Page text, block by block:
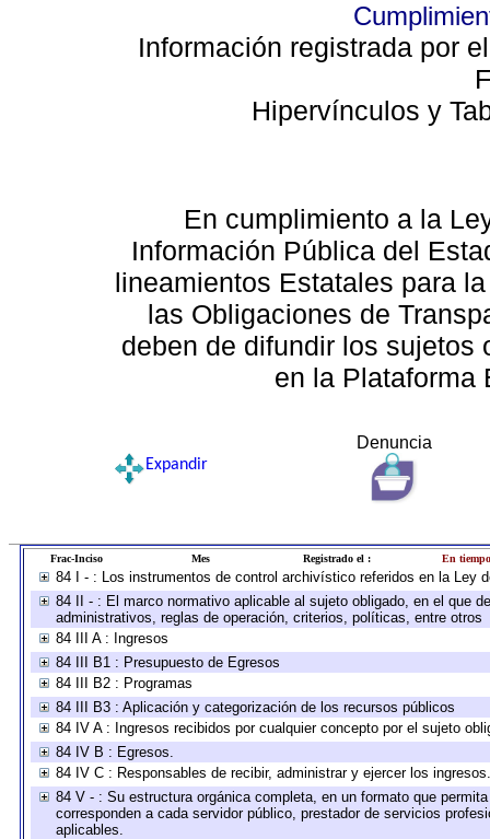
Información registrada por
Hipervínculos y
En cumplimiento a la
Información Pública del
lineamientos Estatales para
las Obligaciones de
deben de difundir los sujetos
en la Plataforma
Denuncia
Expandir
Frac-Inciso Mes Registrado el : En
84 I - : Los instrumentos de control archivístico referidos en la Ley
84 II - : El marco normativo aplicable al sujeto obligado, en el que
administrativos, reglas de operación, criterios, políticas, entre otros
84 III A : Ingresos
84 III B1 : Presupuesto de Egresos
84 III B2 : Programas
84 III B3 : Aplicación y categorización de los recursos públicos
84 IV A : Ingresos recibidos por cualquier concepto por el sujeto
84 IV B : Egresos.
84 IV C : Responsables de recibir, administrar y ejercer los ingresos.
84 V - : Su estructura orgánica completa, en un formato que
corresponden a cada servidor público, prestador de servicios
aplicables.